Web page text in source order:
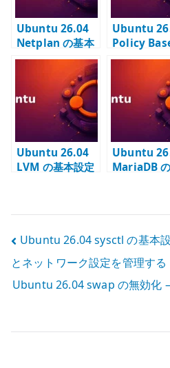
Ubuntu 26.04
Netplan の基本
設定 – IP アドレ
ス / DNS / ルー
ティングを管理
する
Ubuntu
Policy
Routing の
設定 – 複
ターフェイ
出口を分け
Ubuntu 26.04
LVM の基本設定
Ubuntu
MariaDB
投
稿
ナ
ビ
Ubuntu 26.04 sysctl の基本
とネットワーク設定を管理する
Ubuntu 26.04 swap の無効化